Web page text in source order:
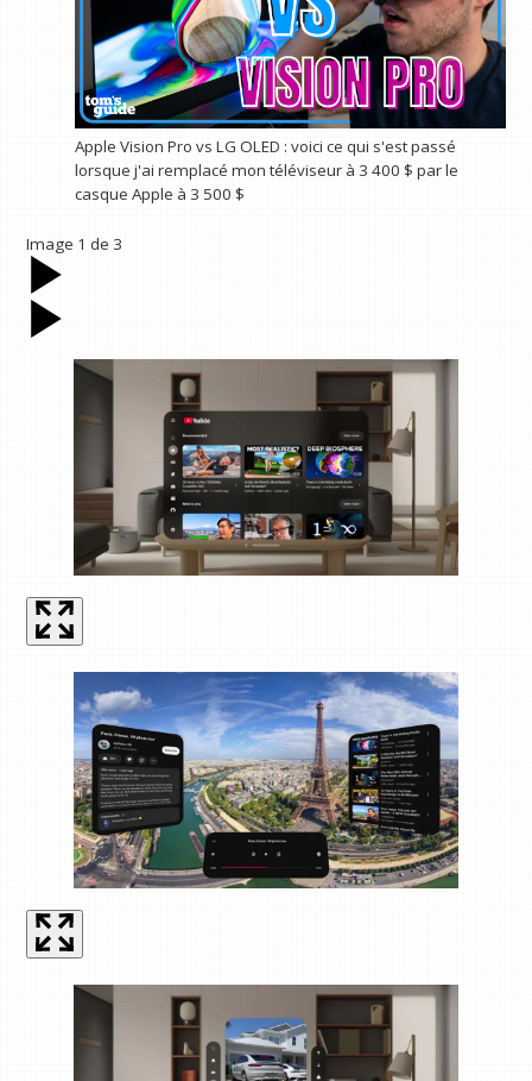
Apple Vision Pro vs LG OLED : voici ce qui s'est passé
lorsque j'ai remplacé mon téléviseur à 3 400 $ par le
casque Apple à 3 500 $
Image 1 de 3